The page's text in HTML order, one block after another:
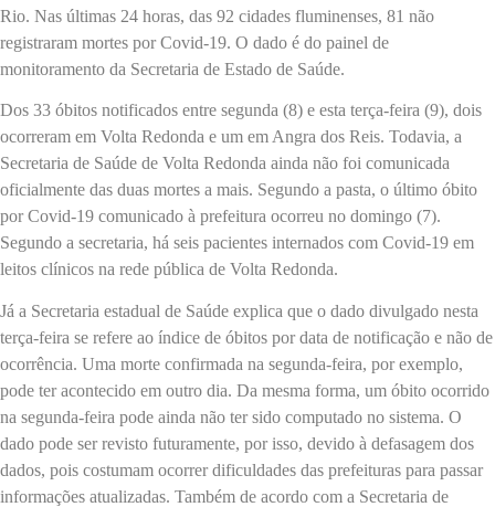
Rio. Nas últimas 24 horas, das 92 cidades fluminenses, 81 não
registraram mortes por Covid-19. O dado é do painel de
monitoramento da Secretaria de Estado de Saúde.
Dos 33 óbitos notificados entre segunda (8) e esta terça-feira (9), dois
ocorreram em Volta Redonda e um em Angra dos Reis. Todavia, a
Secretaria de Saúde de Volta Redonda ainda não foi comunicada
oficialmente das duas mortes a mais. Segundo a pasta, o último óbito
por Covid-19 comunicado à prefeitura ocorreu no domingo (7).
Segundo a secretaria, há seis pacientes internados com Covid-19 em
leitos clínicos na rede pública de Volta Redonda.
Já a Secretaria estadual de Saúde explica que o dado divulgado nesta
terça-feira se refere ao índice de óbitos por data de notificação e não de
ocorrência. Uma morte confirmada na segunda-feira, por exemplo,
pode ter acontecido em outro dia. Da mesma forma, um óbito ocorrido
na segunda-feira pode ainda não ter sido computado no sistema. O
dado pode ser revisto futuramente, por isso, devido à defasagem dos
dados, pois costumam ocorrer dificuldades das prefeituras para passar
informações atualizadas. Também de acordo com a Secretaria de